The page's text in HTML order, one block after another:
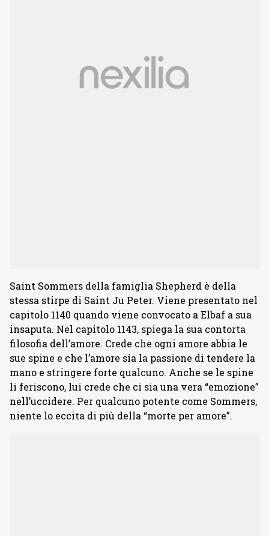
Saint Sommers della famiglia Shepherd è della
stessa stirpe di Saint Ju Peter. Viene presentato nel
capitolo 1140 quando viene convocato a Elbaf a sua
insaputa. Nel capitolo 1143, spiega la sua contorta
filosofia dell’amore. Crede che ogni amore abbia le
sue spine e che l’amore sia la passione di tendere la
mano e stringere forte qualcuno. Anche se le spine
li feriscono, lui crede che ci sia una vera “emozione”
nell’uccidere. Per qualcuno potente come Sommers,
niente lo eccita di più della “morte per amore”.